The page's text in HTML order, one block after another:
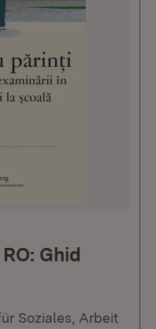
Ghid
Soziales, Arbeit